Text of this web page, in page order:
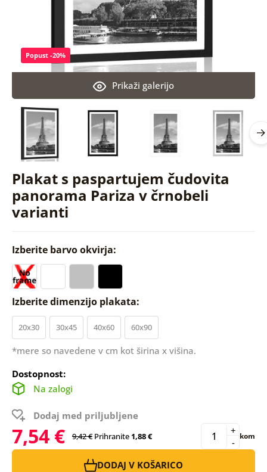
Plakat s paspartujem čudovita
panorama Pariza v črnobeli
varianti
Prikaži galerijo
Popust -20%
Izberite barvo okvirja:
Izberite dimenzijo plakata:
20x30 30x45 40x60 60x90
*mere so navedene v cm kot širina x višina.
Dostopnost:
Na zalogi
Dodaj med priljubljene
7,54 € 9,42 € Prihranite1,88 € -
+ kom
DODAJ V KOŠARICO